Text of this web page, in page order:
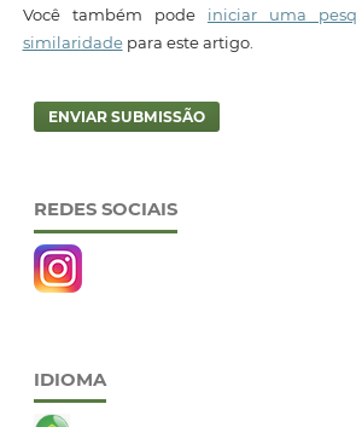
Você também pode iniciar uma
similaridadepara este artigo.
ENVIAR SUBMISSÃO
REDES SOCIAIS
IDIOMA